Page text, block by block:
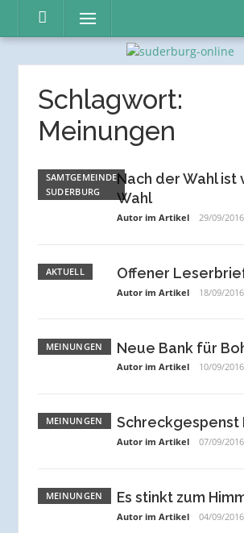
Inhalt
Menü
Schlagwort:
Meinungen
SAMTGEMEINDE
SUDERBURG
Nach der Wahl ist
Wahl
Autor im Artikel 29/09/2016
AKTUELL Offener
Autor im Artikel 18/09/2016
MEINUNGEN Neue Bank für
Autor im Artikel 10/09/2016
MEINUNGEN Schreckgespenst
Autor im Artikel 07/09/2016
MEINUNGEN Es stinkt zum
Autor im Artikel 04/09/2016